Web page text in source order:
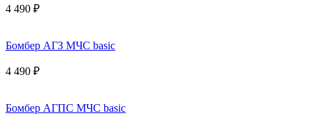
4 490 ₽
Бомбер АГЗ МЧС basic
4 490 ₽
Бомбер АГПС МЧС basic